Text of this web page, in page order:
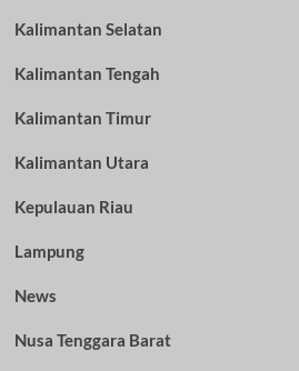
Kalimantan Selatan
Kalimantan Tengah
Kalimantan Timur
Kalimantan Utara
Kepulauan Riau
Lampung
News
Nusa Tenggara Barat